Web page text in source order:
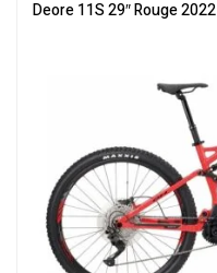
Deore 11S 29″ Rouge 2022